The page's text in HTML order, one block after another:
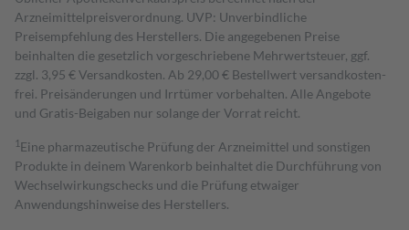
Arzneimittelpreisverordnung. UVP: Unverbindliche
Preisempfehlung des Herstellers. Die angegebenen Preise
beinhalten die gesetzlich vorgeschriebene Mehrwertsteuer, ggf.
zzgl. 3,95 € Versandkosten. Ab 29,00 € Bestell­wert versand­kosten­
frei. Preisänderungen und Irrtümer vorbehalten. Alle Angebote
und Gratis-Beigaben nur solange der Vorrat reicht.
1 Eine pharmazeutische Prüfung der Arzneimittel und sonstigen
Produkte in deinem Warenkorb beinhaltet die Durchführung von
Wechselwirkungschecks und die Prüfung etwaiger
Anwendungshinweise des Herstellers.